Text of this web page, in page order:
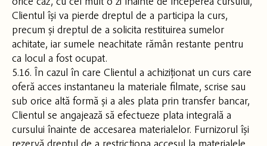
Clientul își va pierde dreptul de a participa la curs,
precum și dreptul de a solicita restituirea sumelor
achitate, iar sumele neachitate rămân restante pentru
ca locul a fost ocupat.
5.16. În cazul în care Clientul a achiziționat un curs care
oferă acces instantaneu la materiale filmate, scrise sau
sub orice altă formă și a ales plata prin transfer bancar,
Clientul se angajează să efectueze plata integrală a
cursului înainte de accesarea materialelor. Furnizorul își